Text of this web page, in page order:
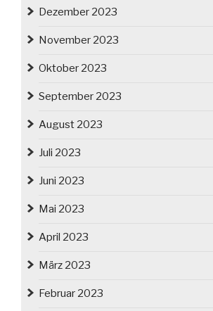
Dezember 2023
November 2023
Oktober 2023
September 2023
August 2023
Juli 2023
Juni 2023
Mai 2023
April 2023
März 2023
Februar 2023